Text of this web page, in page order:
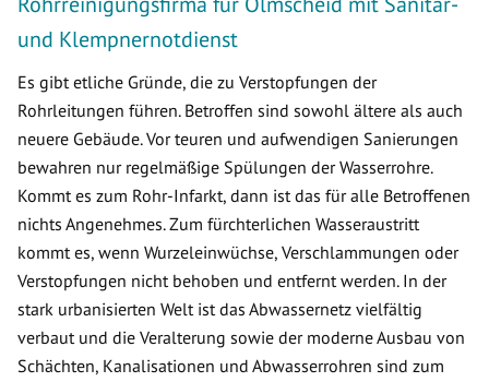
und Klempnernotdienst
Es gibt etliche Gründe, die zu Verstopfungen der
Rohrleitungen führen. Betroffen sind sowohl ältere als auch
neuere Gebäude. Vor teuren und aufwendigen Sanierungen
bewahren nur regelmäßige Spülungen der Wasserrohre.
Kommt es zum Rohr-Infarkt, dann ist das für alle Betroffenen
nichts Angenehmes. Zum fürchterlichen Wasseraustritt
kommt es, wenn Wurzeleinwüchse, Verschlammungen oder
Verstopfungen nicht behoben und entfernt werden. In der
stark urbanisierten Welt ist das Abwassernetz vielfältig
verbaut und die Veralterung sowie der moderne Ausbau von
Schächten, Kanalisationen und Abwasserrohren sind zum